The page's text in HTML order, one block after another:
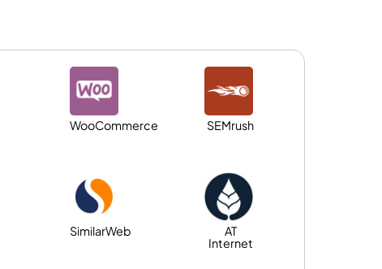
WooCommerce SEMrush
SimilarWeb
AT
Internet